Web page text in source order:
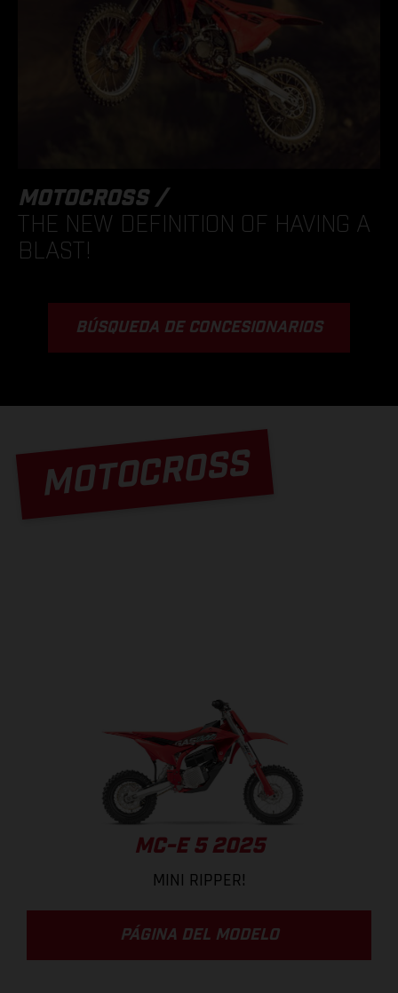
MOTOCROSS /
THE NEW DEFINITION OF HAVING A
BLAST!
BÚSQUEDA DE CONCESIONARIOS
MOTOCROSS
MC-E 5 2025
MINI RIPPER!
PÁGINA DEL MODELO